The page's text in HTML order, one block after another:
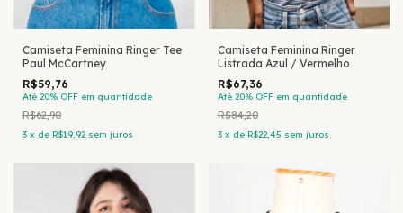
Camiseta Feminina Ringer Tee
Paul McCartney
R$59,76
Até 20% OFF em quantidade
R$62,90
3 x de R$19,92 sem juros
Camiseta Feminina Ringer
Listrada Azul / Vermelho
R$67,36
Até 20% OFF em quantidade
R$84,20
3 x de R$22,45 sem juros